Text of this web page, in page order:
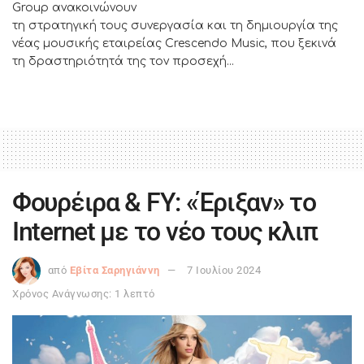
Group ανακοινώνουν
τη στρατηγική τους συνεργασία και τη δημιουργία της
νέας μουσικής εταιρείας Crescendo Music, που ξεκινά
τη δραστηριότητά της τον προσεχή...
Φουρέιρα & FY: «Έριξαν» το
Internet με το νέο τους κλιπ
από Εβίτα Σαρηγιάννη
7 Ιουλίου 2024
Χρόνος Ανάγνωσης: 1 λεπτό